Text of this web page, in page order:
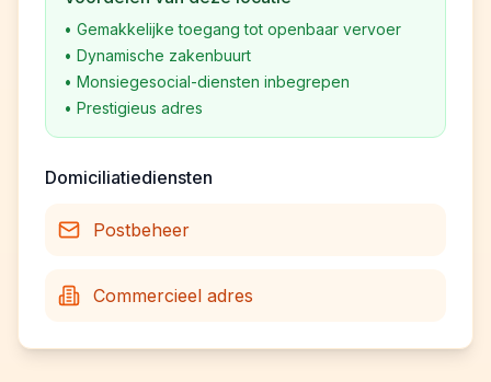
• Gemakkelijke toegang tot openbaar vervoer
• Dynamische zakenbuurt
• Monsiegesocial-diensten inbegrepen
• Prestigieus adres
Domiciliatiediensten
Postbeheer
Commercieel adres